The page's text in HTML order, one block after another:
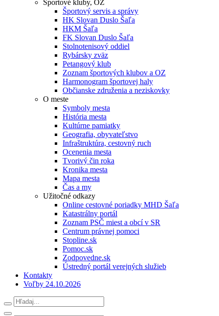
Športové kluby, OZ
Športový servis a správy
HK Slovan Duslo Šaľa
HKM Šaľa
FK Slovan Duslo Šaľa
Stolnotenisový oddiel
Rybársky zväz
Petangový klub
Zoznam športových klubov a OZ
Harmonogram športovej haly
Občianske združenia a neziskovky
O meste
Symboly mesta
História mesta
Kultúrne pamiatky
Geografia, obyvateľstvo
Infraštruktúra, cestovný ruch
Ocenenia mesta
Tvorivý čin roka
Kronika mesta
Mapa mesta
Čas a my
Užitočné odkazy
Online cestovné poriadky MHD Šaľa
Katastrálny portál
Zoznam PSČ miest a obcí v SR
Centrum právnej pomoci
Stopline.sk
Pomoc.sk
Zodpovedne.sk
Ústredný portál verejných služieb
Kontakty
Voľby 24.10.2026